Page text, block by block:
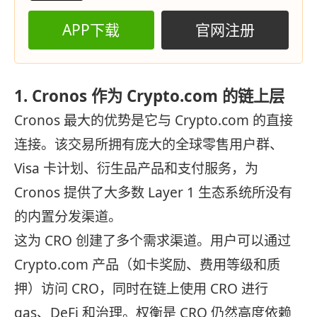
APP下载 官网注册
1. Cronos 作为 Crypto.com 的链上层
Cronos 最大的优势是它与 Crypto.com 的直接
连接。该交易所拥有庞大的全球零售用户群、
Visa 卡计划、衍生品产品和支付服务，为
Cronos 提供了大多数 Layer 1 生态系统所没有
的内置分发渠道。
这为 CRO 创建了多个需求渠道。用户可以通过
Crypto.com 产品（如卡奖励、费用等级和质
押）访问 CRO，同时在链上使用 CRO 进行
gas、DeFi 和治理。权衡是 CRO 仍然高度依赖